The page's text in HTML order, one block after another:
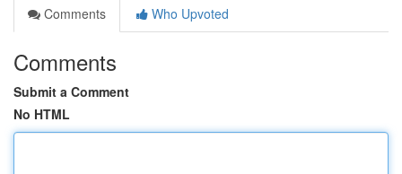
Comments
Who Upvoted
Comments
Submit a Comment
No HTML